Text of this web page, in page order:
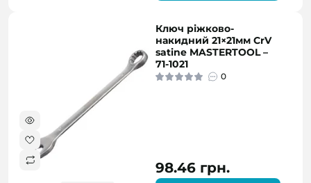
Ключ ріжково-
накидний 21×21мм CrV
satine MASTERTOOL –
71-1021
0
98.46 грн.